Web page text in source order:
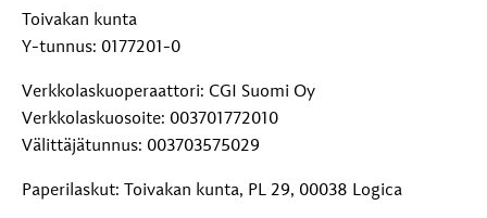
Toivakan kunta
Y-tunnus: 0177201-0
Verkkolaskuoperaattori: CGI Suomi Oy
Verkkolaskuosoite: 003701772010
Välittäjätunnus: 003703575029
Paperilaskut: Toivakan kunta, PL 29, 00038 Logica